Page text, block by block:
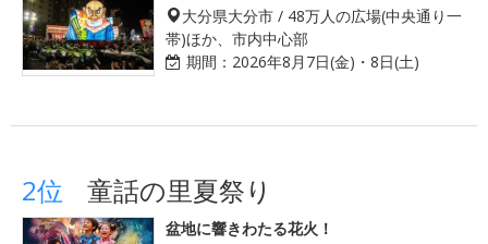
大分県大分市 / 48万人の広場(中央通り一
帯)ほか、市内中心部
期間： 2026年8月7日(金)・8日(土)
2位 童話の里夏祭り
盆地に響きわたる花火！